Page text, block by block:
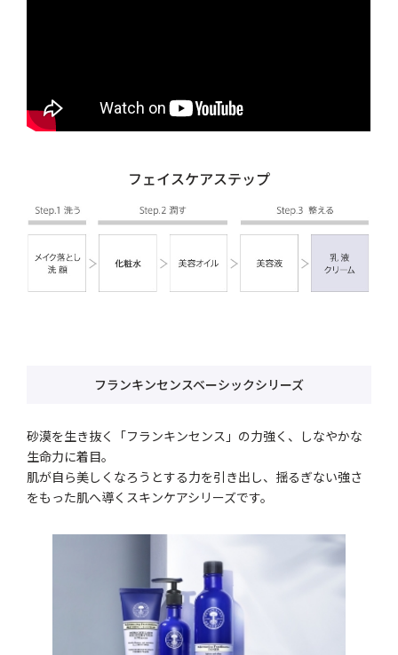
フェイスケアステップ
フランキンセンスベーシックシリーズ
砂漠を生き抜く「フランキンセンス」の力強く、しなやかな
生命力に着目。
肌が自ら美しくなろうとする力を引き出し、揺るぎない強さ
をもった肌へ導くスキンケアシリーズです。